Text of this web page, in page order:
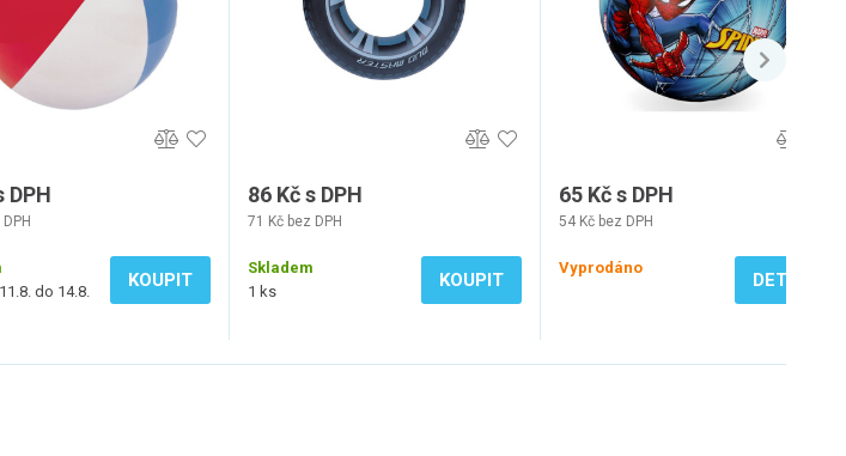
DPH
do 14.8.
KOUPIT
86 Kč s DPH
71 Kč bez DPH
Skladem
1 ks
KOUPIT
65 Kč s DPH
54 Kč bez DPH
Vyprodáno
DETAIL